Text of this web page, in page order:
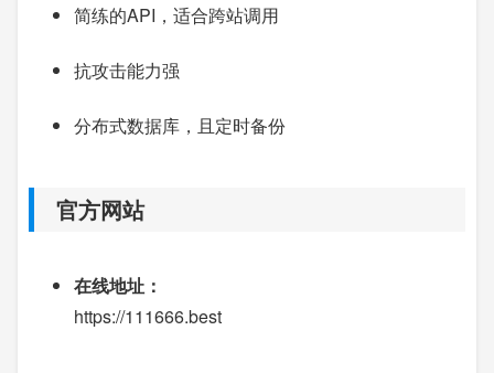
简练的API，适合跨站调用
抗攻击能力强
分布式数据库，且定时备份
官方网站
在线地址：
https://111666.best